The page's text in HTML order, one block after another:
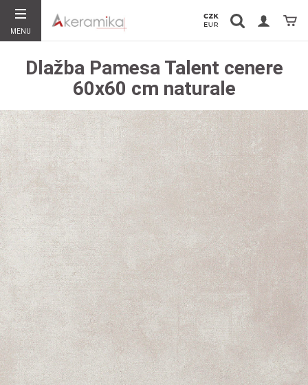
MENU
Vyhledávání Košík
Dlažba Pamesa Talent cenere
60x60 cm naturale